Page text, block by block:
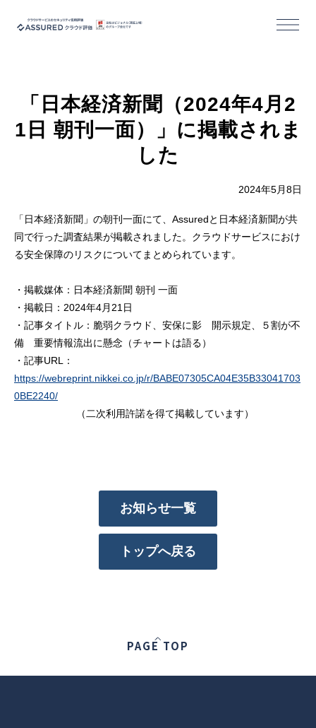
導入/活用事例
セミナー
お役立ち資料
活用事例｜クラウドサービス事業者様
「日本経済新聞（2024年4月2
1日 朝刊一面）」に掲載されま
した
2024年5月8日
「日本経済新聞」の朝刊一面にて、Assuredと日本経済新聞が共
同で行った調査結果が掲載されました。クラウドサービスにおけ
る安全保障のリスクについてまとめられています。
・掲載媒体：日本経済新聞 朝刊 一面
・掲載日：2024年4月21日
・記事タイトル：脆弱クラウド、安保に影 開示規定、５割が不
備 重要情報流出に懸念（チャートは語る）
・記事URL：
https://webreprint.nikkei.co.jp/r/BABE07305CA04E35B33041703
0BE2240/
（二次利用許諾を得て掲載しています）
お知らせ一覧
トップへ戻る
PAGE TOP